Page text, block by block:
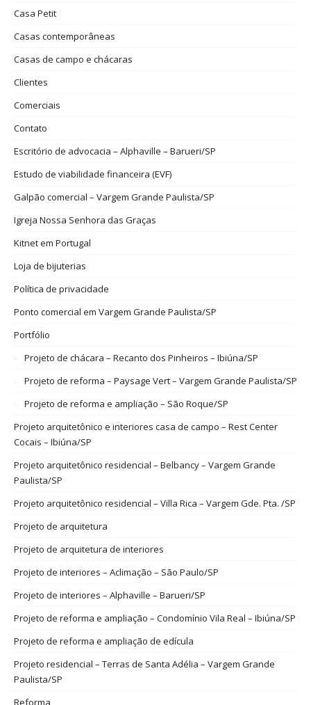
Casa Petit
Casas contemporâneas
Casas de campo e chácaras
Clientes
Comerciais
Contato
Escritório de advocacia – Alphaville – Barueri/SP
Estudo de viabilidade financeira (EVF)
Galpão comercial – Vargem Grande Paulista/SP
Igreja Nossa Senhora das Graças
Kitnet em Portugal
Loja de bijuterias
Política de privacidade
Ponto comercial em Vargem Grande Paulista/SP
Portfólio
Projeto de chácara – Recanto dos Pinheiros – Ibiúna/SP
Projeto de reforma – Paysage Vert – Vargem Grande Paulista/SP
Projeto de reforma e ampliação – São Roque/SP
Projeto arquitetônico e interiores casa de campo – Rest Center
Cocais – Ibiúna/SP
Projeto arquitetônico residencial – Belbancy – Vargem Grande
Paulista/SP
Projeto arquitetônico residencial – Villa Rica – Vargem Gde. Pta. /SP
Projeto de arquitetura
Projeto de arquitetura de interiores
Projeto de interiores – Aclimação – São Paulo/SP
Projeto de interiores – Alphaville – Barueri/SP
Projeto de reforma e ampliação – Condomínio Vila Real – Ibiúna/SP
Projeto de reforma e ampliação de edícula
Projeto residencial – Terras de Santa Adélia – Vargem Grande
Paulista/SP
Reforma